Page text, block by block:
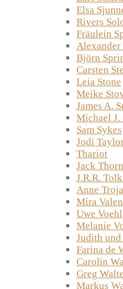
Elsa
Rivers
Fräulein
Alexander
Björn
Carsten
Leia Stone
Meike
James A.
Michael J.
Sam Sykes
Jodi
Thariot
Jack
J.R.R.
Anne Troja
Mira
Uwe Voehl
Melanie
Judith
Farina de
Carolin
Greg
Markus